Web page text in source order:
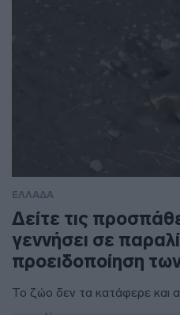
ΕΛΛΑΔΑ
Δείτε τις
γεννήσει σε
προειδοποίηση
Το ζώο δεν τα κατάφερε και